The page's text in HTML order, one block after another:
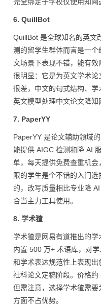
6. QuillBot
QuillBot 是全球知名的英文
测的留学生群体而言是一
文场景下表现不错，能有
很明显：它是为英文学术
很差，中文的句式结构、
英文模型处理中文论文降知
7. PaperYY
PaperYY 是论文辅助领域
能提供 AIGC 检测和降 AI
单，每天提供免费查重机
限的学生是个不错的入门
的，改写质量相比专业降
合当主力工具使用。
8. 学术猹
学术猹是网易有道推出的学
内置 500 万+ 术语库，对
和学术表达规范性上表现出
社科论文定稿阶段。价格约
但需注意，选择学术猹需
方面不占优势。